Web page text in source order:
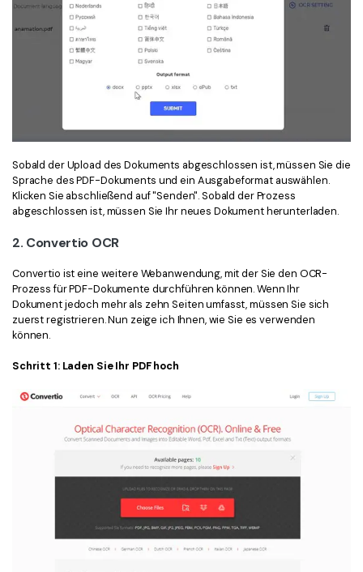
Sobald der Upload des Dokuments abgeschlossen ist, müssen Sie die
Sprache des PDF-Dokuments und ein Ausgabeformat auswählen.
Klicken Sie abschließend auf "Senden". Sobald der Prozess
abgeschlossen ist, müssen Sie Ihr neues Dokument herunterladen.
2. Convertio OCR
Convertio ist eine weitere Webanwendung, mit der Sie den OCR-
Prozess für PDF-Dokumente durchführen können. Wenn Ihr
Dokument jedoch mehr als zehn Seiten umfasst, müssen Sie sich
zuerst registrieren. Nun zeige ich Ihnen, wie Sie es verwenden
können.
Schritt 1: Laden Sie Ihr PDF hoch